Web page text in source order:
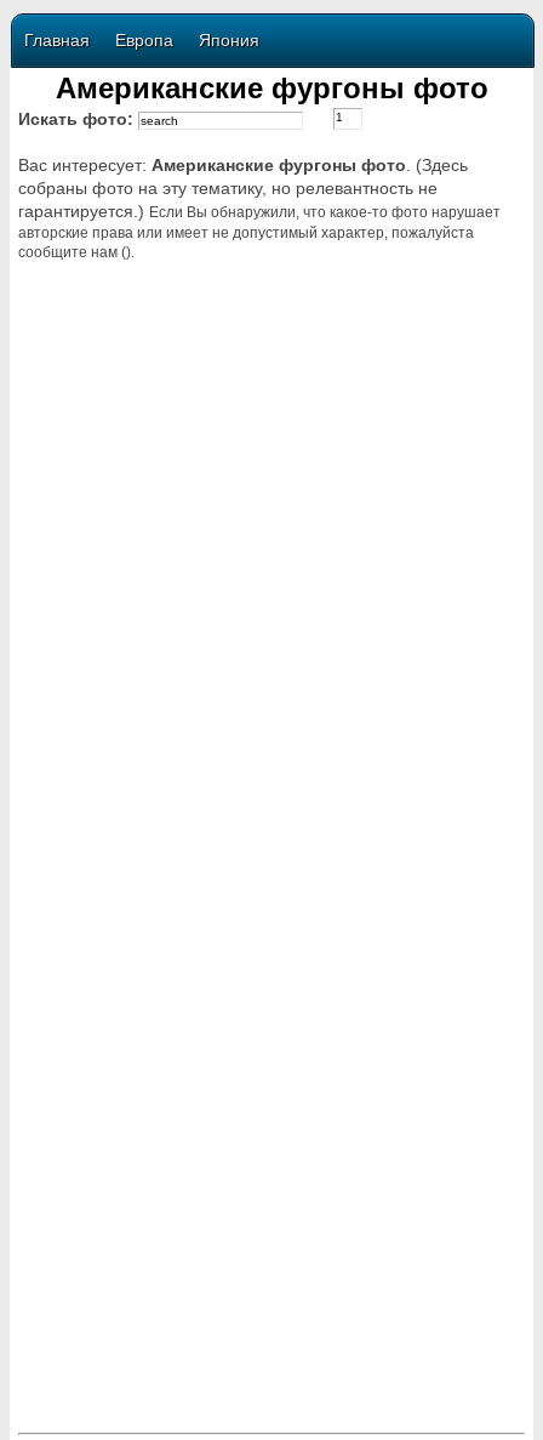
Главная Европа Япония
Американские фургоны фото
Искать фото:
Вас интересует: Американские фургоны фото . (Здесь
собраны фото на эту тематику, но релевантность не
гарантируется.) Если Вы обнаружили, что какое-то фото нарушает
авторские права или имеет не допустимый характер, пожалуйста
сообщите нам ().